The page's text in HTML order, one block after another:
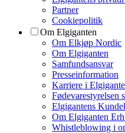
Partner
Cookiepolitik
Om Elgiganten
Om Elkjøp Nordic
Om Elgiganten
Samfundsansvar
Presseinformation
Karriere i
Fødevarestyrelsen
Elgigantens
Om Elgiganten
Whistleblowing i